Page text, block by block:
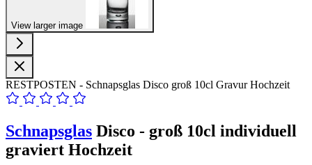
View larger image
RESTPOSTEN - Schnapsglas Disco groß 10cl Gravur Hochzeit
Schnapsglas Disco - groß 10cl individuell
graviert Hochzeit